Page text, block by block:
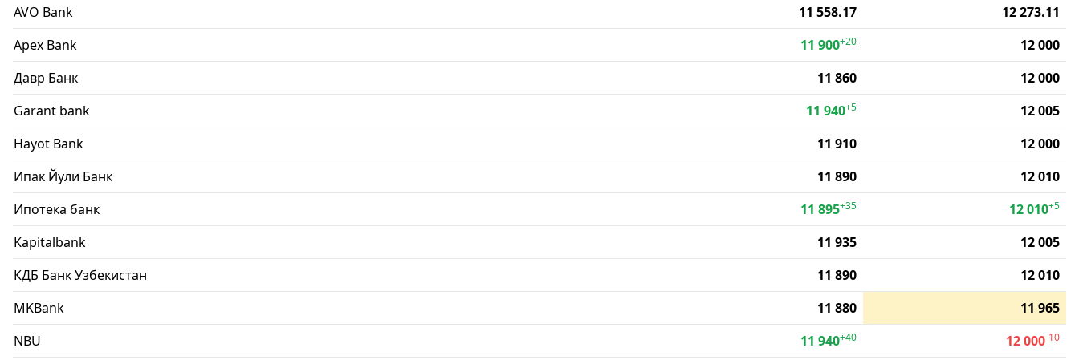
AVO Bank
11 558.17
12 273.11
Apex Bank
11 900+20
12 000
Давр Банк
11 860
12 000
Garant bank
11 940+5
12 005
Hayot Bank
11 910
12 000
Ипак Йули Банк
11 890
12 010
Ипотека банк
11 895+35 12 010+5
Kapitalbank 11 935
12 005
КДБ Банк Узбекистан
11 890
12 010
MKBank
11 880
11 965
NBU
11 940+40 12 000-10